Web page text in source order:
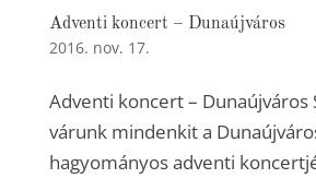
Adventi koncert – Dunaújváros
2016. nov. 17.
Adventi koncert – Dunaújváros
várunk mindenkit a
hagyományos adventi